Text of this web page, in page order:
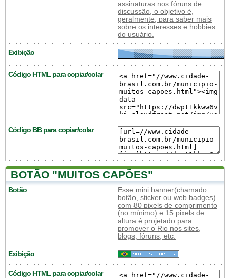
assinaturas nos fóruns de
discussão, o objetivo é,
geralmente, para saber mais
sobre os interesses e hobbies
do usuário.
Exibição
Código HTML para copiar/colar
Código BB para copiar/colar
BOTÃO "MUITOS CAPÕES"
Botão
Esse mini banner(chamado
botão, sticker ou web badges)
com 80 pixels de comprimento
(no mínimo) e 15 pixels de
altura é projetado para
promover o Rio nos sites,
blogs, fóruns, etc.
Exibição
Código HTML para copiar/colar